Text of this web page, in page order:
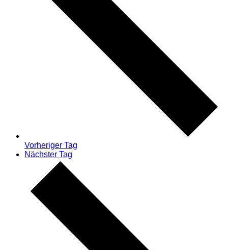
Vorheriger Tag
Nächster Tag